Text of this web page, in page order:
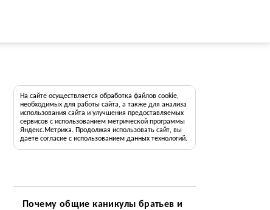
На сайте осуществляется обработка файлов cookie,
необходимых для работы сайта, а также для анализа
использования сайта и улучшения предоставляемых
сервисов с использованием метрической программы
Яндекс.Метрика. Продолжая использовать сайт, вы
даете согласие с использованием данных технологий.
Почему общие каникулы братьев и